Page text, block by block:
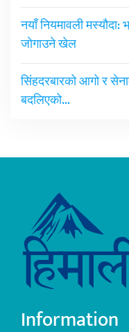
नयाँ नियमावली मस्यौदा:
जोगाउने खेल
सिंहदरबारको आगो र
बदलिएको…
Information